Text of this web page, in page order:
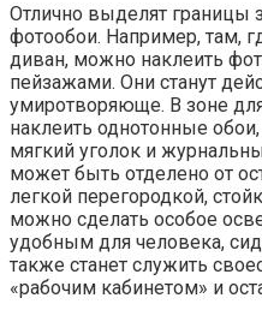
Отлично выделят границы
фотообои. Например, там,
диван, можно наклеить
пейзажами. Они станут
умиротворяюще. В зоне
наклеить однотонные
мягкий уголок и
может быть отделено от
легкой перегородкой,
можно сделать особое
удобным для человека,
также станет служить
«рабочим кабинетом» и